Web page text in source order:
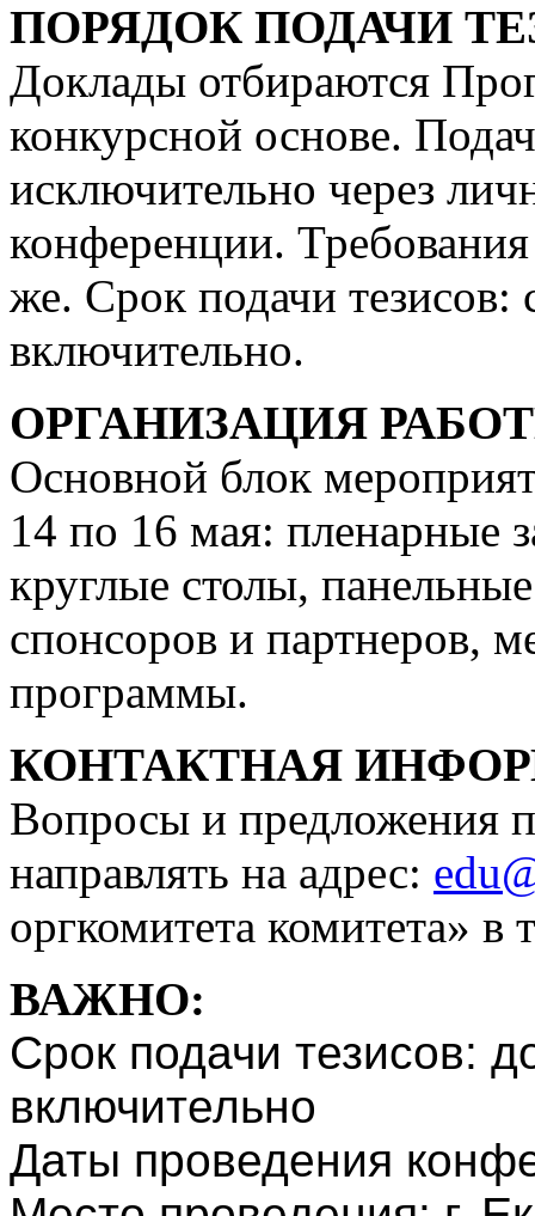
ПОРЯДОК ПОДАЧИ
Доклады отбираются
конкурсной основе.
исключительно через
конференции.
же. Срок подачи тезисов:
включительно.
ОРГАНИЗАЦИЯ
Основной блок
14 по 16 мая: пленарные
круглые столы,
спонсоров и партнеров,
программы.
КОНТАКТНАЯ
Вопросы и предложения
направлять на адрес:
оргкомитета комитета» в
ВАЖНО:
Срок подачи тезисов:
включительно
Даты проведения